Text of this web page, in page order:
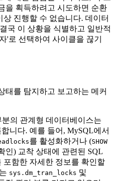
을 획득하려고 시도하면 순환
진행할 수 없습니다. 데이터
국 이 상황을 식별하고 일반적
'로 선택하여 사이클을 끊기
태를 탐지하고 보고하는 메커
분의 관계형 데이터베이스는
니다. 예를 들어, MySQL에서
를 활성화하거나 (SHOW
인) 교착 상태에 관련된 SQL
포함한 자세한 정보를 확인할
sys.dm_tran_locks 및